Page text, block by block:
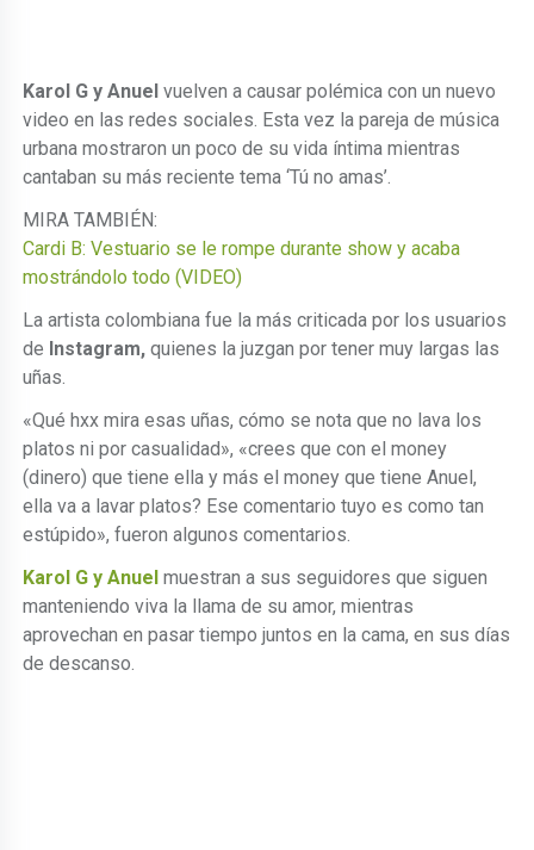
Karol G y Anuel vuelven a causar polémica con un nuevo
video en las redes sociales. Esta vez la pareja de música
urbana mostraron un poco de su vida íntima mientras
cantaban su más reciente tema ‘Tú no amas’.
MIRA TAMBIÉN:
Cardi B: Vestuario se le rompe durante show y acaba
mostrándolo todo (VIDEO)
La artista colombiana fue la más criticada por los usuarios
de Instagram, quienes la juzgan por tener muy largas las
uñas.
«Qué hxx mira esas uñas, cómo se nota que no lava los
platos ni por casualidad», «crees que con el money
(dinero) que tiene ella y más el money que tiene Anuel,
ella va a lavar platos? Ese comentario tuyo es como tan
estúpido», fueron algunos comentarios.
Karol G y Anuel muestran a sus seguidores que siguen
manteniendo viva la llama de su amor, mientras
aprovechan en pasar tiempo juntos en la cama, en sus días
de descanso.